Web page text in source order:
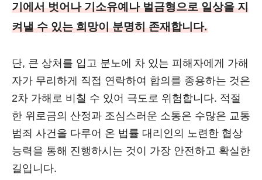
기에서 벗어나 기소유예나 벌금형으로 일상을 지
켜낼 수 있는 희망이 분명히 존재합니다.
단, 큰 상처를 입고 분노에 차 있는 피해자에게 가해
자가 무리하게 직접 연락하여 합의를 종용하는 것은
2차 가해로 비칠 수 있어 극도로 위험합니다. 적절
한 위로금의 산정과 조심스러운 소통은 수많은 교통
범죄 사건을 다루어 온 법률 대리인의 노련한 협상
능력을 통해 진행하시는 것이 가장 안전하고 확실한
길입니다.